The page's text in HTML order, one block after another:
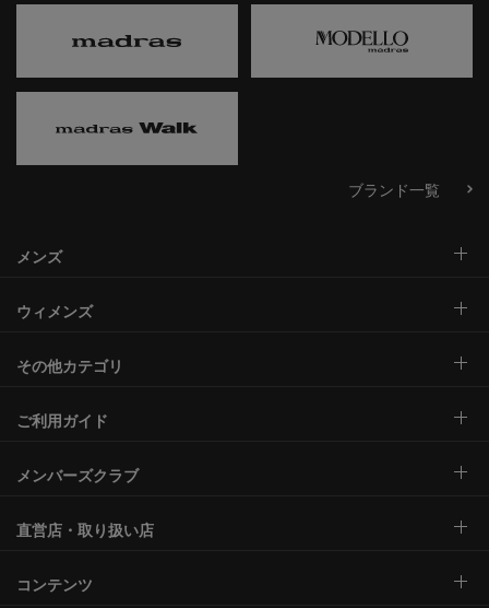
ブランド一覧
メンズ
ウィメンズ
その他カテゴリ
ご利用ガイド
メンバーズクラブ
直営店・取り扱い店
コンテンツ